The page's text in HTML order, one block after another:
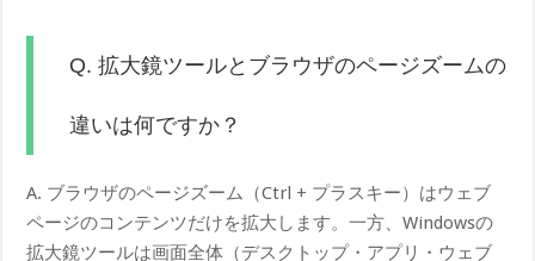
Q. 拡大鏡ツールとブラウザのページズームの
違いは何ですか？
A. ブラウザのページズーム（Ctrl + プラスキー）はウェブ
ページのコンテンツだけを拡大します。一方、Windowsの
拡大鏡ツールは画面全体（デスクトップ・アプリ・ウェブ